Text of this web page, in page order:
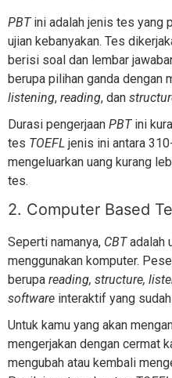
PBT ini adalah jenis tes yang
ujian kebanyakan. Tes
berisi soal dan lembar
berupa pilihan ganda dengan
listening, reading, dan
Durasi pengerjaan PBT ini
tes TOEFL jenis ini antara
mengeluarkan uang kurang
tes.
2. Computer Based
Seperti namanya, CBT adalah
menggunakan komputer.
berupa reading, structure,
software interaktif yang
Untuk kamu yang akan
mengerjakan dengan cermat
mengubah atau kembali